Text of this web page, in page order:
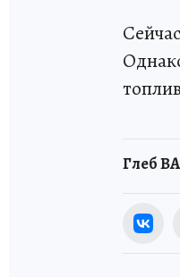
Глеб